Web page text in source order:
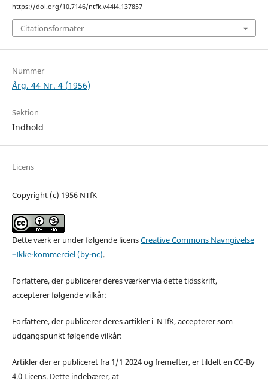
https://doi.org/10.7146/ntfk.v44i4.137857
Citationsformater
Nummer
Årg. 44 Nr. 4 (1956)
Sektion
Indhold
Licens
Copyright (c) 1956 NTfK
Dette værk er under følgende licensCreative Commons Navngivelse
–Ikke-kommerciel (by-nc).
Forfattere, der publicerer deres værker via dette tidsskrift,
accepterer følgende vilkår:
Forfattere, der publicerer deres artikler i NTfK, accepterer som
udgangspunkt følgende vilkår:
Artikler der er publiceret fra 1/1 2024 og fremefter, er tildelt en CC-By
4.0 Licens. Dette indebærer, at